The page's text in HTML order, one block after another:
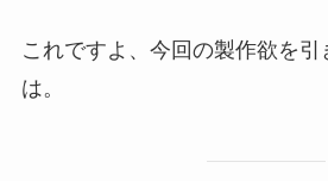
これですよ、今回の製作欲を
は。